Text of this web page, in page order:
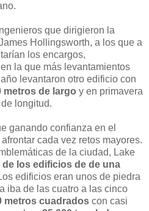
que dirigieron la
Hollingsworth, a los que a
los encargos,
la que más levantamientos
levantaron otro edificio con
metros de largo y en primavera
longitud.
ganando confianza en el
cada vez retos mayores.
de la ciudad, Lake
de los edificios de de una
edificios eran unos de piedra
iba de las cuatro a las cinco
metros cuadrados con casi